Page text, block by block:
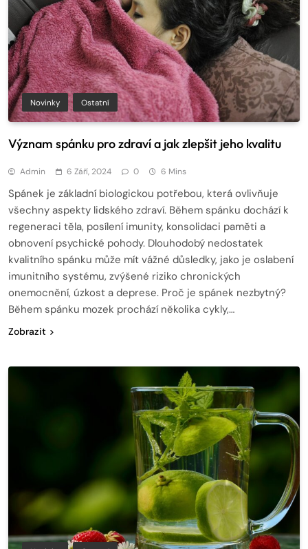
Novinky Ostatní
Význam spánku pro zdraví a jak zlepšit jeho kvalitu
Admin 6 Září, 2024 0 6 Mins
Spánek je základní biologickou potřebou, která ovlivňuje
všechny aspekty lidského zdraví. Během spánku dochází k
regeneraci těla, posílení imunity, konsolidaci paměti a
obnovení psychické pohody. Dlouhodobý nedostatek
kvalitního spánku může mít vážné důsledky, jako je oslabení
imunitního systému, zvýšené riziko chronických
onemocnění, úzkost a deprese. Proč je spánek nezbytný?
Během spánku mozek prochází několika cykly,…
Zobrazit